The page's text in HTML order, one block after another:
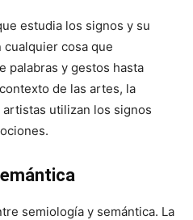
estudia los signos y su
cosa que
palabras y gestos hasta
de las artes, la
utilizan los signos
semiología y semántica. La